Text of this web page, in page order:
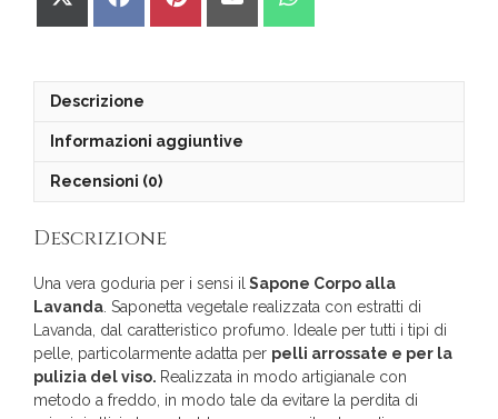
Descrizione
Informazioni aggiuntive
Recensioni (0)
Descrizione
Una vera goduria per i sensi ilSapone Corpo alla
Lavanda. Saponetta vegetale realizzata con estratti di
Lavanda, dal caratteristico profumo. Ideale per tutti i tipi di
pelle, particolarmente adatta per pelli arrossate e per la
pulizia del viso. Realizzata in modo artigianale con
metodo a freddo, in modo tale da evitare la perdita di